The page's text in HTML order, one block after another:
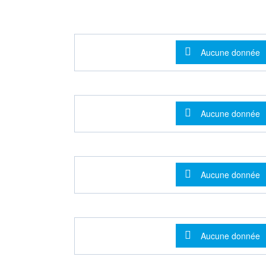
Message
Aucune donnée
Message
Aucune donnée
Message
Aucune donnée
Message
Aucune donnée